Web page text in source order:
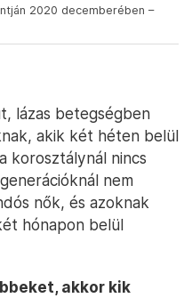
2020 decemberében –
lázas betegségben
akik két héten belül
korosztálynál nincs
nem
nők, és azoknak
hónapon belül
akkor kik